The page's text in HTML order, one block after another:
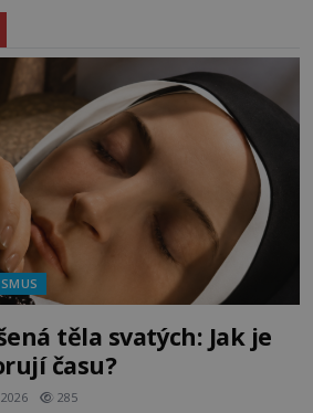
těla svatých: Jak je
času?
285